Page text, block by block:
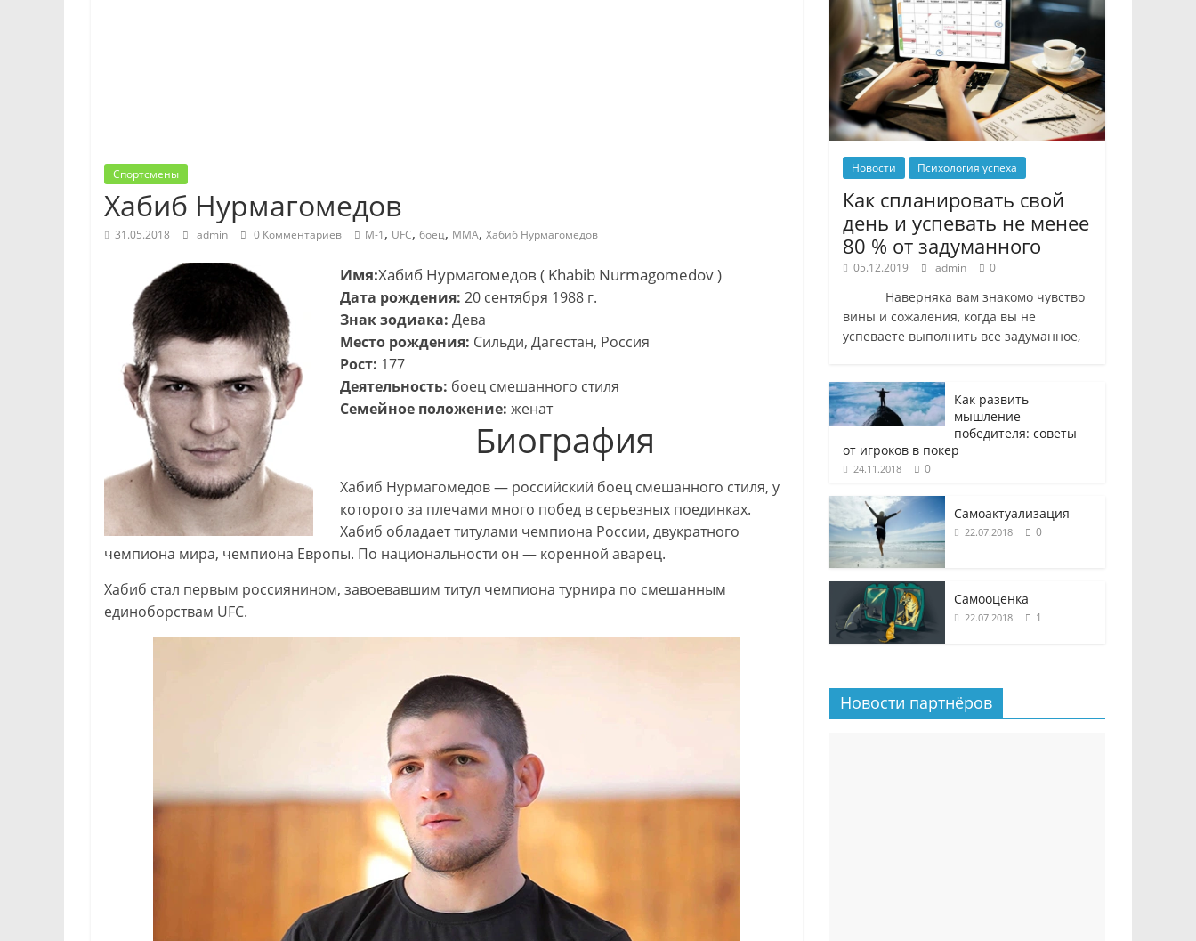
Спортсмены
Хабиб Нурмагомедов
31.05.2018 admin 0 Комментариев M-1 , UFC, боец, ММА, Хабиб Нурмагомедов
Имя:Хабиб Нурмагомедов ( Khabib Nurmagomedov )
Дата рождения: 20 сентября 1988 г.
Знак зодиака: Дева
Место рождения: Сильди, Дагестан, Россия
Рост: 177
Деятельность: боец смешанного стиля
Семейное положение: женат
Биография
Хабиб Нурмагомедов — российский боец смешанного стиля, у
которого за плечами много побед в серьезных поединках.
Хабиб обладает титулами чемпиона России, двукратного
чемпиона мира, чемпиона Европы. По национальности он — коренной аварец.
Хабиб стал первым россиянином, завоевавшим титул чемпиона турнира по смешанным
единоборствам UFC.
Новости Психология успеха
Как спланировать свой
день и успевать не менее
80 % от задуманного
05.12.2019 admin 0
Наверняка вам знакомо чувство
вины и сожаления, когда вы не
успеваете выполнить все задуманное,
Как развить
мышление
победителя: советы
от игроков в покер
24.11.2018 0
Самоактуализация
22.07.2018 0
Самооценка
22.07.2018 1
Новости партнёров